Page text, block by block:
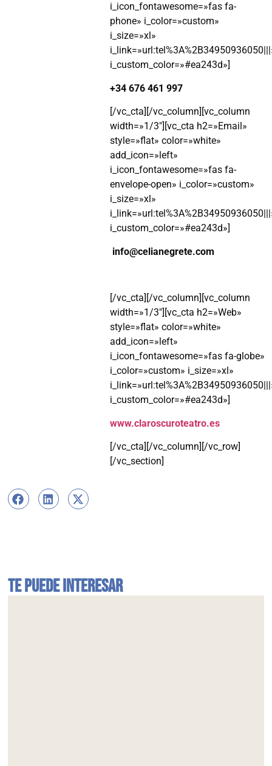
i_icon_fontawesome=»fas fa-
phone» i_color=»custom»
i_size=»xl»
i_custom_color=»#ea243d»]
+34 676 461 997
[/vc_cta][/vc_column][vc_column
width=»1/3″][vc_cta h2=»Email»
style=»flat» color=»white»
add_icon=»left»
i_icon_fontawesome=»fas fa-
envelope-open» i_color=»custom»
i_size=»xl»
i_custom_color=»#ea243d»]
info@celianegrete.com
[/vc_cta][/vc_column][vc_column
width=»1/3″][vc_cta h2=»Web»
style=»flat» color=»white»
add_icon=»left»
i_icon_fontawesome=»fas fa-globe»
i_color=»custom» i_size=»xl»
i_custom_color=»#ea243d»]
www.claroscuroteatro.es
[/vc_cta][/vc_column][/vc_row]
[/vc_section]
Te puede interesar